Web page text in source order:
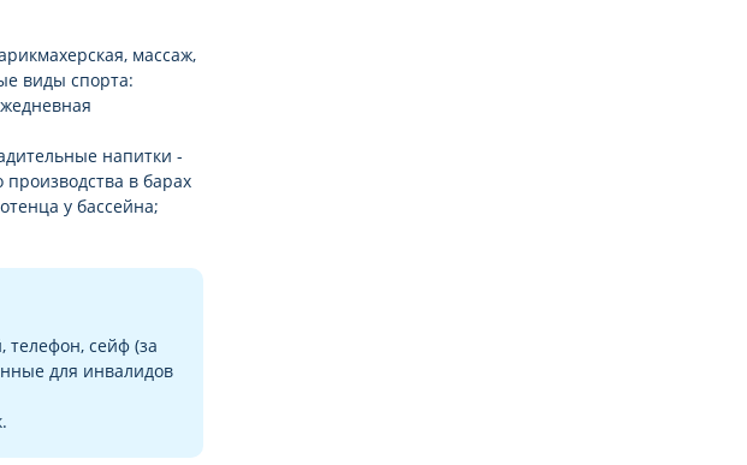
массаж,
виды спорта:
напитки -
в барах
у бассейна;
телефон, сейф (за
для инвалидов